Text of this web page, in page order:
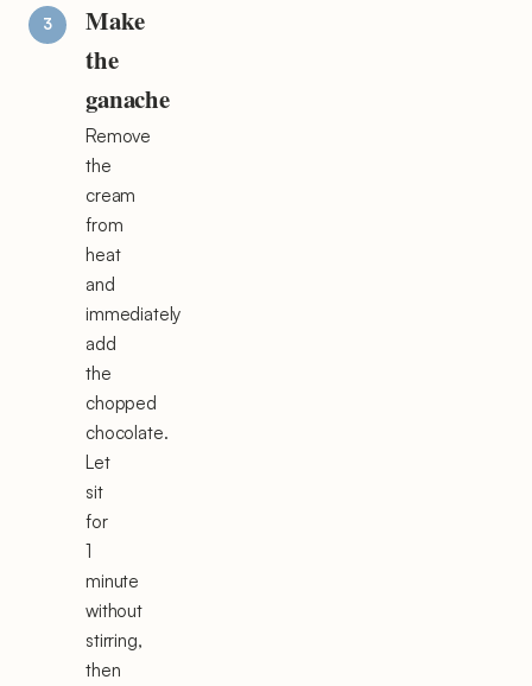
Make
the
ganache
Remove
the
cream
from
heat
and
immediately
add
the
chopped
chocolate.
Let
sit
for
1
minute
without
stirring,
then